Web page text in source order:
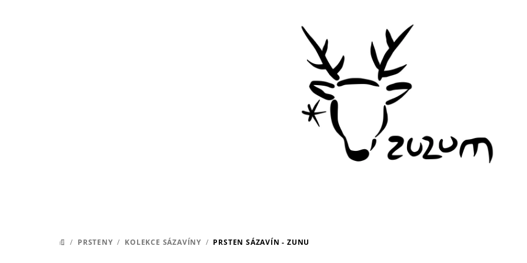
DOMŮ
/ PRSTENY / KOLEKCE SÁZAVÍNY / PRSTEN SÁZAVÍN - ZUNU